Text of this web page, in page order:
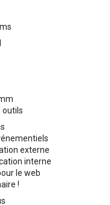
outils
externe
interne
le web
!